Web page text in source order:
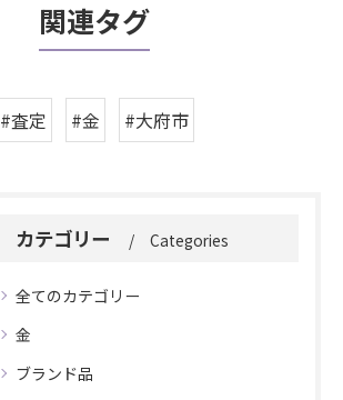
関連タグ
#査定 #金 #大府市
カテゴリー Categories
全てのカテゴリー
金
ブランド品